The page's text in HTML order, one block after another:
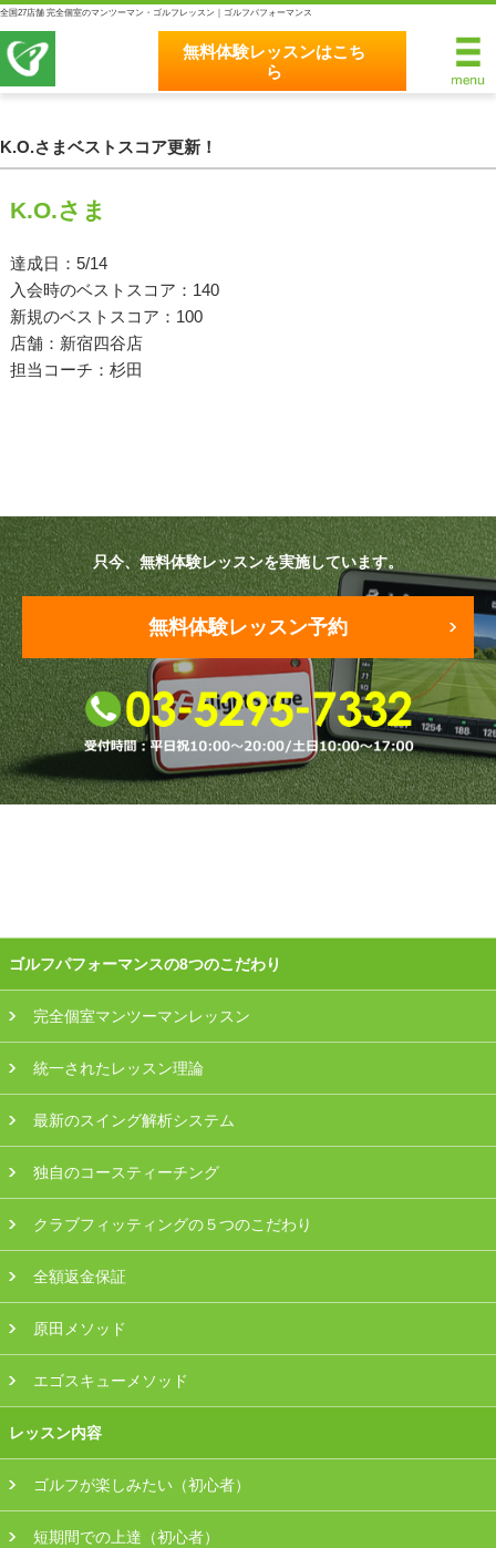
全国27店舗 完全個室のマンツーマン・ゴルフレッスン｜ゴルフパフォーマンス
無料体験レッスンはこち
ら
無料体験レッスンはこちら
統一されたレッスン理論
最新のスイング解析システム
原田メソッド
エゴスキューメソッド
ゴルフが楽しみたい（初心者）
短期間での上達（初心者）
シングルを目指したい（中・上級者）
プラン・料金
店舗一覧
東京
関東（神奈川・埼玉・千葉）
中部（静岡・愛知）
関西（大阪・兵庫・滋賀）
受講生の声
採用情報
K.O.さまベストスコア更新！
K.O.さま
達成日：5/14
入会時のベストスコア：140
新規のベストスコア：100
店舗：新宿四谷店
担当コーチ：杉田
只今、無料体験レッスンを実施しています。
無料体験レッスン予約
ゴルフパフォーマンスの8つのこだわり
完全個室マンツーマンレッスン
統一されたレッスン理論
最新のスイング解析システム
独自のコースティーチング
クラブフィッティングの５つのこだわり
全額返金保証
原田メソッド
エゴスキューメソッド
レッスン内容
ゴルフが楽しみたい（初心者）
短期間での上達（初心者）